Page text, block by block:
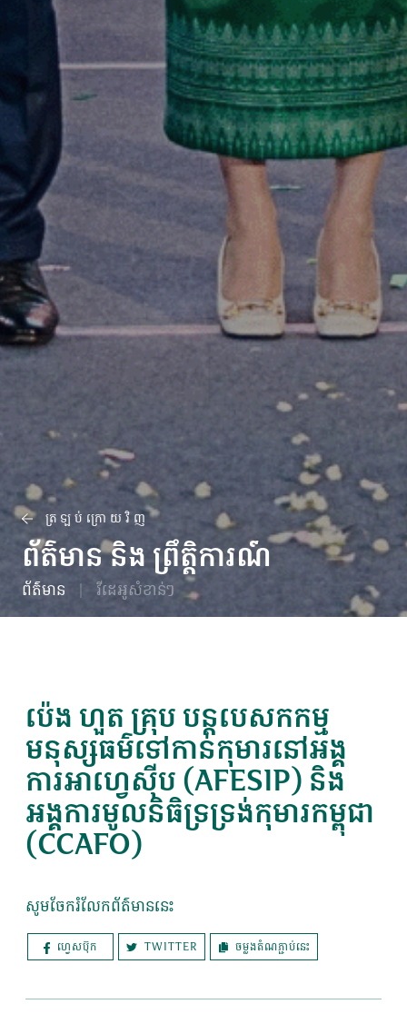
ត្រឡប់ក្រោយវិញ
ព័ត៌មាន និង ព្រឹត្តិការណ៍
ព័ត៌មាន វីដេអូសំខាន់ៗ
ប៉េង ហួត គ្រុប បន្តបេសកកម្ម
មនុស្សធម៌ទៅកាន់កុមារនៅអង្គ
ការអាហ្វេស៊ីប (AFESIP) និង
អង្គការមូលនិធិទ្រទ្រង់កុមារកម្ពុជា
(CCAFO)
សូមចែករំលែកព័ត៌មាននេះ
ហ្វេសប៊ុក TWITTER ចម្លងតំណភ្ជាប់នេះ